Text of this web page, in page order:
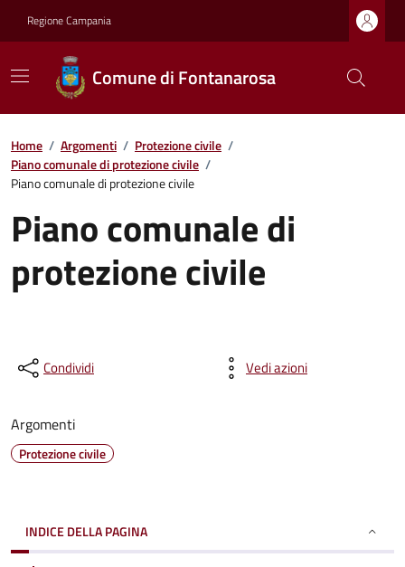
Regione Campania
Comune di Fontanarosa
Home / Argomenti / Protezione civile /
Piano comunale di protezione civile /
Piano comunale di protezione civile
Piano comunale di
protezione civile
Condividi Vedi azioni
Argomenti
Protezione civile
INDICE DELLA PAGINA